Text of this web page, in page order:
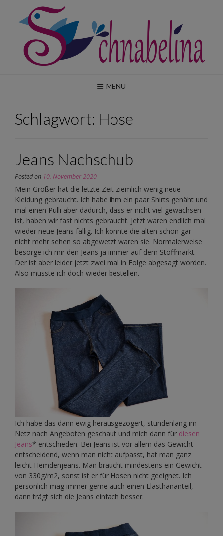
content
MENU
Schlagwort: Hose
Jeans Nachschub
Posted on 10. November 2020
Mein Großer hat die letzte Zeit ziemlich wenig neue
Kleidung gebraucht. Ich habe ihm ein paar Shirts genäht und
mal einen Pulli aber dadurch, dass er nicht viel gewachsen
ist, haben wir fast nichts gebraucht. Jetzt waren endlich mal
wieder neue Jeans fällig. Ich konnte die alten schon gar
nicht mehr sehen so abgewetzt waren sie. Normalerweise
besorge ich mir den Jeans ja immer auf dem Stoffmarkt.
Der ist aber leider jetzt zwei mal in Folge abgesagt worden.
Also musste ich doch wieder bestellen.
Ich habe das dann ewig herausgezögert, stundenlang im
Netz nach Angeboten geschaut und mich dann für diesen
Jeans* entschieden. Bei Jeans ist vor allem das Gewicht
entscheidend, wenn man nicht aufpasst, hat man ganz
leicht Hemdenjeans. Man braucht mindestens ein Gewicht
von 330g/m2, sonst ist er für Hosen nicht geeignet. Ich
persönlich mag immer gerne auch einen Elasthananteil,
dann trägt sich die Jeans einfach besser.